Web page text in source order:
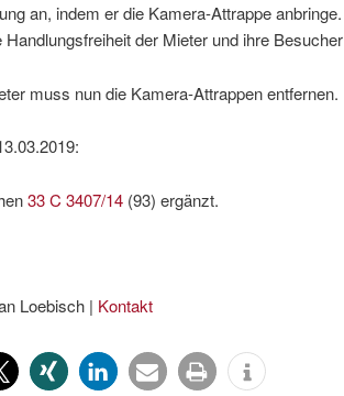
an, indem er die Kamera-Attrappe
Handlungsfreiheit der Mieter und ihre
muss nun die Kamera-Attrappen entfernen.
33 C 3407/14(93) ergänzt.
Loebisch | Kontakt